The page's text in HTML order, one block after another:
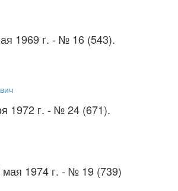
1969 г. - № 16 (543).
1972 г. - № 24 (671).
1974 г. - № 19 (739)